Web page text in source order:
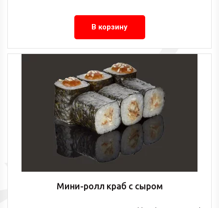
В корзину
Мини-ролл краб с сыром